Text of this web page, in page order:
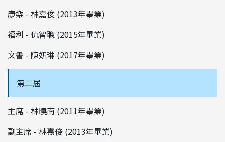
康樂 - 林嘉俊 (2013年畢業)
福利 - 仇智聰 (2015年畢業)
文書 - 陳妍琳 (2017年畢業)
第二屆
主席 - 林曉南 (2011年畢業)
副主席 - 林嘉俊 (2013年畢業)